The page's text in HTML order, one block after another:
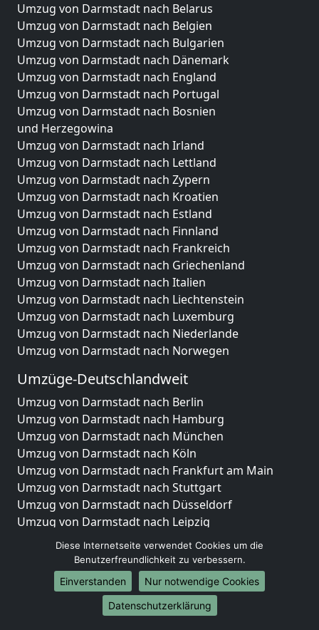
Umzug von Darmstadt nach Belarus
Umzug von Darmstadt nach Belgien
Umzug von Darmstadt nach Bulgarien
Umzug von Darmstadt nach Dänemark
Umzug von Darmstadt nach England
Umzug von Darmstadt nach Portugal
Umzug von Darmstadt nach Bosnien
und Herzegowina
Umzug von Darmstadt nach Irland
Umzug von Darmstadt nach Lettland
Umzug von Darmstadt nach Zypern
Umzug von Darmstadt nach Kroatien
Umzug von Darmstadt nach Estland
Umzug von Darmstadt nach Finnland
Umzug von Darmstadt nach Frankreich
Umzug von Darmstadt nach Griechenland
Umzug von Darmstadt nach Italien
Umzug von Darmstadt nach Liechtenstein
Umzug von Darmstadt nach Luxemburg
Umzug von Darmstadt nach Niederlande
Umzug von Darmstadt nach Norwegen
Umzüge-Deutschlandweit
Umzug von Darmstadt nach Berlin
Umzug von Darmstadt nach Hamburg
Umzug von Darmstadt nach München
Umzug von Darmstadt nach Köln
Umzug von Darmstadt nach Frankfurt am Main
Umzug von Darmstadt nach Stuttgart
Umzug von Darmstadt nach Düsseldorf
Umzug von Darmstadt nach Leipzig
Umzug von Darmstadt nach Dortmund
Umzug von Darmstadt nach Essen
Umzug von Darmstadt nach Bremen
Umzug von Darmstadt nach Dresden
Umzug von Darmstadt nach Hannover
Diese Internetseite verwendet Cookies um die
Benutzerfreundlichkeit zu verbessern.
Einverstanden
Nur notwendige Cookies
Datenschutzerklärung